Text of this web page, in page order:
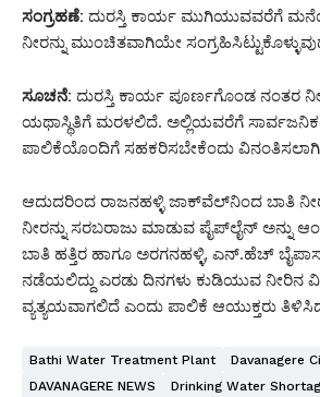
ಸಂಗ್ರಹಣೆ: ದುರಸ್ತಿ ಕಾರ್ಯ ಮುಗಿಯುವವರೆಗೆ
ನೀರನ್ನು ಮುಂಚಿತವಾಗಿಯೇ
ಸೂಚನೆ: ದುರಸ್ತಿ ಕಾರ್ಯ ಪೂರ್ಣಗೊಂಡ ನಂತರ
ಯಥಾಸ್ಥಿತಿಗೆ ಮರಳಲಿದೆ. ಅಲ್ಲಿಯವರೆಗೆ
ಪಾಲಿಕೆಯೊಂದಿಗೆ ಸಹಕರಿಸಬೇಕೆಂದು
ಆದುದರಿಂದ ರಾಜನಹಳ್ಳಿ ಜಾಕ್‌ವೆಲ್‌ನಿಂದ ಬಾತಿ
ನೀರನ್ನು ಸರಬರಾಜು ಮಾಡುವ ಪೈಪ್‌ಲೈನ್ ಅನ್ನು
ಬಾತಿ ಹತ್ತಿರ ಹಾಗೂ ಅರಗನಹಳ್ಳಿ, ಎನ್.ಹೆಚ್
ನಡೆಯಲಿದ್ದು ಎರಡು ದಿನಗಳು ಕುಡಿಯುವ ನೀರಿನ
ವ್ಯತ್ಯಯವಾಗಲಿದೆ ಎಂದು ಪಾಲಿಕೆ ಆಯುಕ್ತರು
Bathi Water Treatment Plant
Davanagere
DAVANAGERE NEWS
Drinking Water